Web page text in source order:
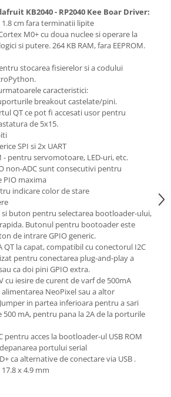
1.75 mm
3 mm
1.75 mm
KB2040 - RP2040 Kee Boar Driver:
1.8 cm fara terminatii lipite
M0+ cu doua nuclee si operare la
si putere. 264 KB RAM, fara EEPROM.
stocarea fisierelor si a codului
caracteristici:
breakout castelate/pini.
QT ce pot fi accesati usor pentru
de 5x15.
SPI si 2x UART
- pentru servomotoare, LED-uri, etc.
non-ADC sunt consecutivi pentru
maxima
indicare color de stare
buton pentru selectarea bootloader-ului,
Butonul pentru bootoader este
de intrare GPIO generic.
QT la capat, compatibil cu conectorul I2C
pentru conectarea plug-and-play a
ca doi pini GPIO extra.
cu iesire de curent de varf de 500mA
NeoPixel sau a altor
in partea inferioara pentru a sari
500 mA, pentru pana la 2A de la porturile
pentru acces la bootloader-ul USB ROM
portului serial
ca alternative de conectare via USB .
x 4.9 mm